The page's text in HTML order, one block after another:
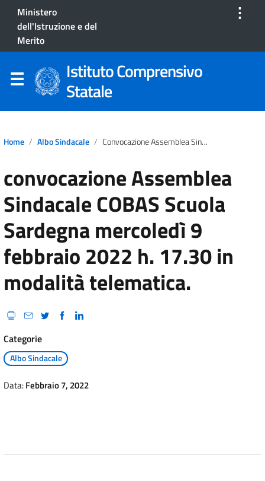
Ministero
dell'Istruzione e del
Merito
⋮
Istituto Comprensivo
Statale
Home Albo Sindacale Convocazione Assemblea Sindacale COBAS Scuola Sardegna Mercoledì 9 Febbraio 2022 H. 17.30 In Modalità Telematica.
convocazione Assemblea
Sindacale COBAS Scuola
Sardegna mercoledì 9
febbraio 2022 h. 17.30 in
modalità telematica.
Categorie
Albo Sindacale
Data:Febbraio 7, 2022